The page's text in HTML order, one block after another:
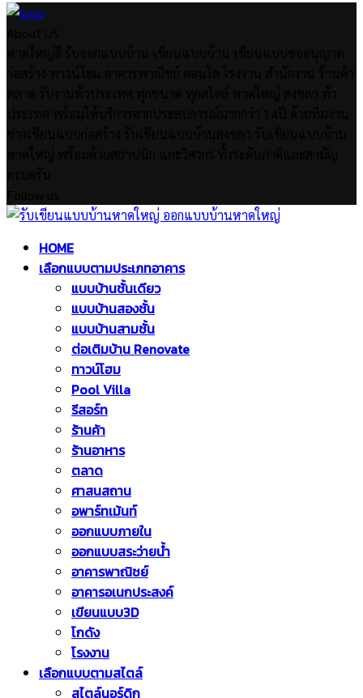
Facebook
Twitter
Instagram
Pinterest
Youtube
HOME
เลือกแบบตามประเภทอาคาร
แบบบ้านชั้นเดียว
แบบบ้านสองชั้น
แบบบ้านสามชั้น
ต่อเติมบ้าน Renovate
ทาวน์โฮม
Pool Villa
รีสอร์ท
ร้านค้า
ร้านอาหาร
ตลาด
ศาสนสถาน
อพาร์ทเม้นท์
ออกแบบภายใน
ออกแบบสระว่ายน้ำ
อาคารพาณิชย์
อาคารอเนกประสงค์
เขียนแบบ3D
โกดัง
โรงงาน
เลือกแบบตามสไตล์
สไตล์นอร์ดิก